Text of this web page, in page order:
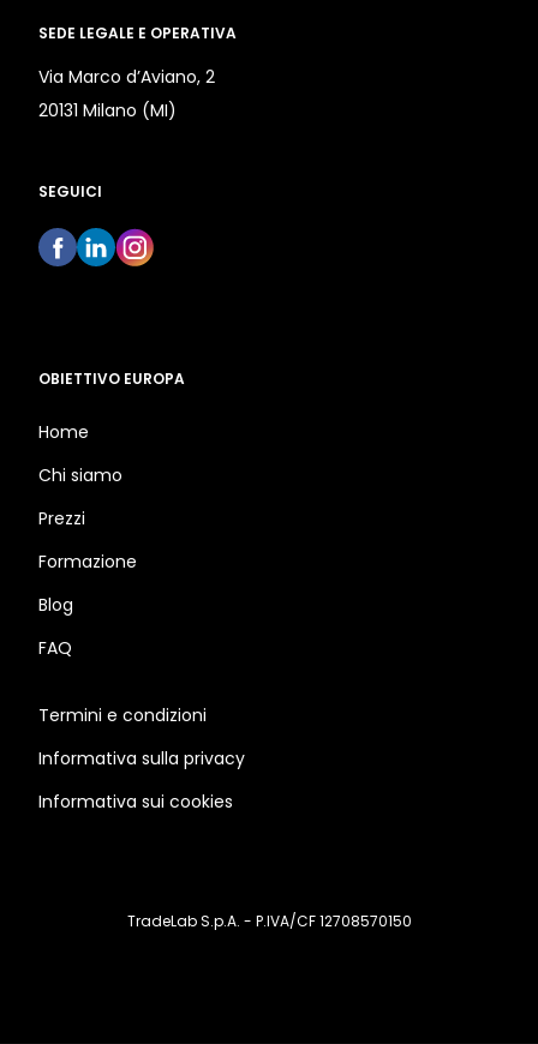
SEDE LEGALE E OPERATIVA
Via Marco d’Aviano, 2
20131 Milano (MI)
SEGUICI
OBIETTIVO EUROPA
Home
Chi siamo
Prezzi
Formazione
Blog
FAQ
Termini e condizioni
Informativa sulla privacy
Informativa sui cookies
TradeLab S.p.A. - P.IVA/CF 12708570150